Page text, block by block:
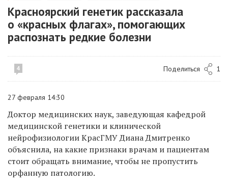
Красноярский генетик рассказала
о «красных флагах», помогающих
распознать редкие болезни
4 Поделиться 1
27 февраля 14:30
Доктор медицинских наук, заведующая кафедрой
медицинской генетики и клинической
нейрофизиологии КрасГМУ Диана Дмитренко
объяснила, на какие признаки врачам и пациентам
стоит обращать внимание, чтобы не пропустить
орфанную патологию.